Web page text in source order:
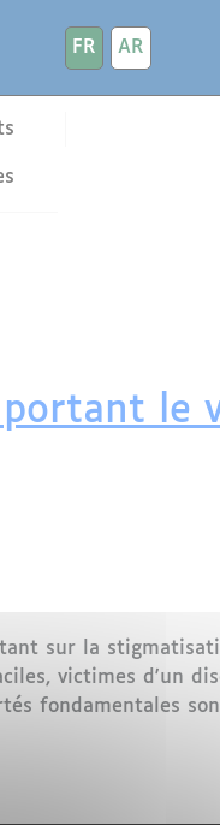
FR
AR
portant le
sur la
victimes d'un
fondamentales